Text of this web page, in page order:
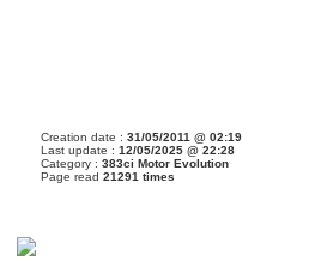
Creation date : 31/05/2011 @ 02:19
Last update : 12/05/2025 @ 22:28
Category : 383ci Motor Evolution
Page read 21291 times